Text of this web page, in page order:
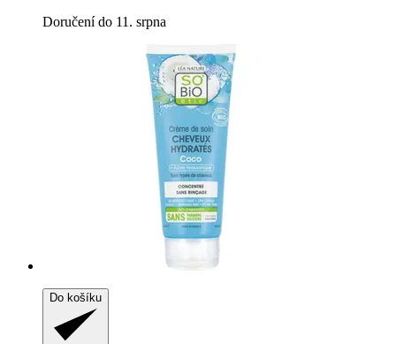
Doručení do 11. srpna
Do košíku